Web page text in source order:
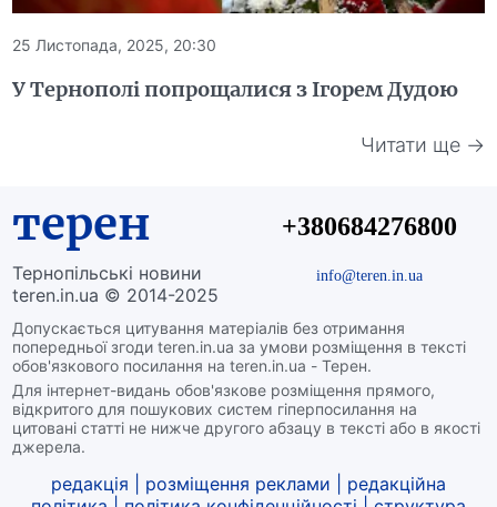
25 Листопада, 2025, 20:30
У Тернополі попрощалися з Ігорем Дудою
Читати ще →
терен
Тернопільські новини
teren.in.ua © 2014-2025
Допускається цитування матеріалів без отримання
попередньої згоди teren.in.ua за умови розміщення в тексті
обов'язкового посилання на teren.in.ua - Терен.
Для інтернет-видань обов'язкове розміщення прямого,
відкритого для пошукових систем гіперпосилання на
цитовані статті не нижче другого абзацу в тексті або в якості
джерела.
+380684276800
info@teren.in.ua
редакція розміщення реклами
редакційна